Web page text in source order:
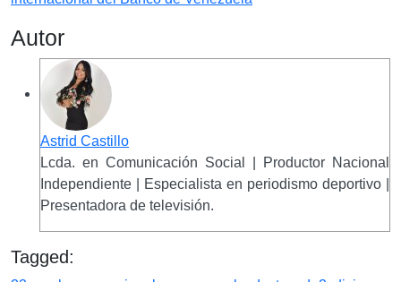
Autor
Astrid Castillo
Lcda. en Comunicación Social | Productor Nacional
Independiente | Especialista en periodismo deportivo |
Presentadora de televisión.
Tagged: